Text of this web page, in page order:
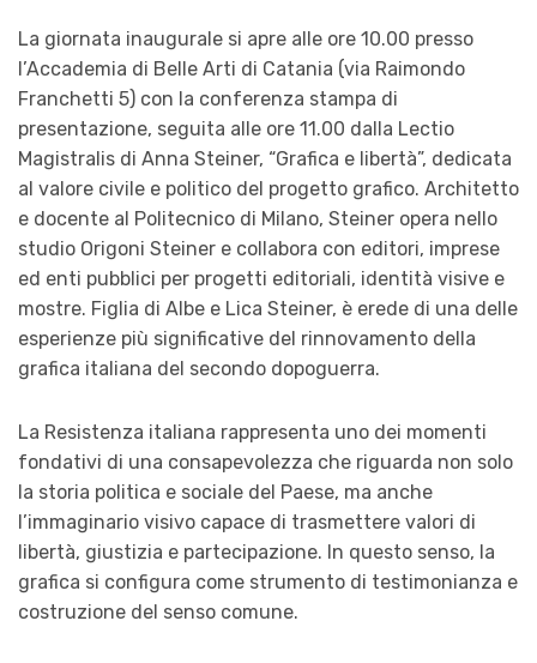
La giornata inaugurale si apre alle ore 10.00 presso
l’Accademia di Belle Arti di Catania (via Raimondo
Franchetti 5) con la conferenza stampa di
presentazione, seguita alle ore 11.00 dalla Lectio
Magistralis di Anna Steiner, “Grafica e libertà”, dedicata
al valore civile e politico del progetto grafico. Architetto
e docente al Politecnico di Milano, Steiner opera nello
studio Origoni Steiner e collabora con editori, imprese
ed enti pubblici per progetti editoriali, identità visive e
mostre. Figlia di Albe e Lica Steiner, è erede di una delle
esperienze più significative del rinnovamento della
grafica italiana del secondo dopoguerra.
La Resistenza italiana rappresenta uno dei momenti
fondativi di una consapevolezza che riguarda non solo
la storia politica e sociale del Paese, ma anche
l’immaginario visivo capace di trasmettere valori di
libertà, giustizia e partecipazione. In questo senso, la
grafica si configura come strumento di testimonianza e
costruzione del senso comune.